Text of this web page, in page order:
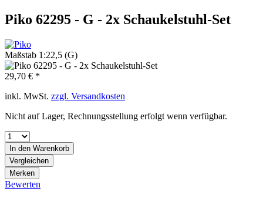
Piko 62295 - G - 2x Schaukelstuhl-Set
Maßstab 1:22,5 (G)
29,70 € *
inkl. MwSt. zzgl. Versandkosten
Nicht auf Lager, Rechnungsstellung erfolgt wenn verfügbar.
In den Warenkorb
Vergleichen
Merken
Bewerten